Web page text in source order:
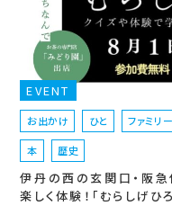
EVENT
お出かけ ひと ファミリ
本 歴史
伊丹の西の玄関口・阪
楽しく体験！「むらしげひ